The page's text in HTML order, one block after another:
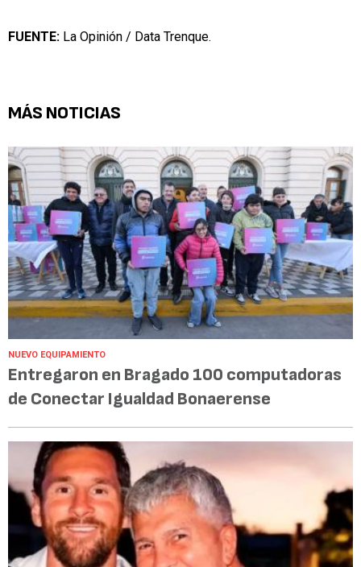
FUENTE: La Opinión / Data Trenque.
MÁS NOTICIAS
NUEVO EQUIPAMIENTO
Entregaron en Bragado 100 computadoras
de Conectar Igualdad Bonaerense